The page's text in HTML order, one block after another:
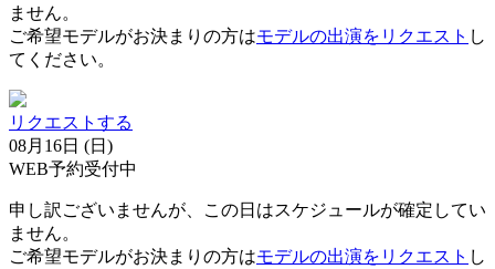
ません。
ご希望モデルがお決まりの方はモデルの出演をリクエスト し
てください。
リクエストする
08月16日 (日)
WEB予約受付中
申し訳ございませんが、この日はスケジュールが確定してい
ません。
ご希望モデルがお決まりの方はモデルの出演をリクエスト し